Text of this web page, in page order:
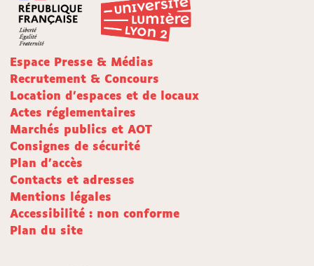
Espace Presse & Médias
Recrutement & Concours
Location d'espaces et de locaux
Actes réglementaires
Marchés publics et AOT
Consignes de sécurité
Plan d'accès
Contacts et adresses
Mentions légales
Accessibilité : non conforme
Plan du site